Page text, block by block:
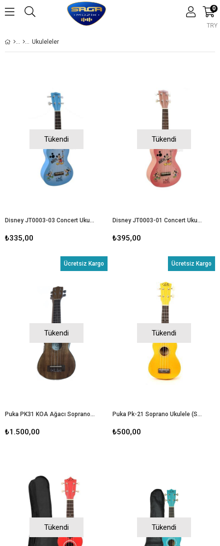
TRY
0
Ukuleleler
Tükendi
Disney JT0003-03 Concert Ukulele (KILIF+PENA+YEDEK TEL TAKIMI)
₺335,00
Tükendi
Disney JT0003-01 Concert Ukulele
₺395,00
Tükendi
Puka PK31 KOA Ağacı Soprano Ukulele (KILIF+PENA+YEDEK TEL)
₺1.500,00
Ücretsiz Kargo
Tükendi
Puka Pk-21 Soprano Ukulele (SARI)
₺500,00
Ücretsiz Kargo
Tükendi Tükendi